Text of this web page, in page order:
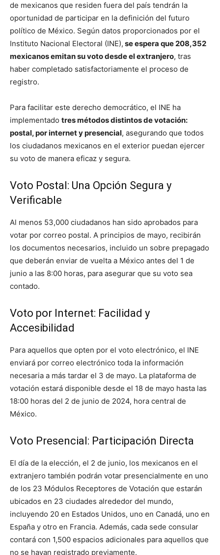
de mexicanos que residen fuera del país tendrán la
oportunidad de participar en la definición del futuro
político de México. Según datos proporcionados por el
Instituto Nacional Electoral (INE), se espera que 208,352
mexicanos emitan su voto desde el extranjero, tras
haber completado satisfactoriamente el proceso de
registro.
Para facilitar este derecho democrático, el INE ha
implementado tres métodos distintos de votación:
postal, por internet y presencial, asegurando que todos
los ciudadanos mexicanos en el exterior puedan ejercer
su voto de manera eficaz y segura.
Voto Postal: Una Opción Segura y
Verificable
Al menos 53,000 ciudadanos han sido aprobados para
votar por correo postal. A principios de mayo, recibirán
los documentos necesarios, incluido un sobre prepagado
que deberán enviar de vuelta a México antes del 1 de
junio a las 8:00 horas, para asegurar que su voto sea
contado.
Voto por Internet: Facilidad y
Accesibilidad
Para aquellos que opten por el voto electrónico, el INE
enviará por correo electrónico toda la información
necesaria a más tardar el 3 de mayo. La plataforma de
votación estará disponible desde el 18 de mayo hasta las
18:00 horas del 2 de junio de 2024, hora central de
México.
Voto Presencial: Participación Directa
El día de la elección, el 2 de junio, los mexicanos en el
extranjero también podrán votar presencialmente en uno
de los 23 Módulos Receptores de Votación que estarán
ubicados en 23 ciudades alrededor del mundo,
incluyendo 20 en Estados Unidos, uno en Canadá, uno en
España y otro en Francia. Además, cada sede consular
contará con 1,500 espacios adicionales para aquellos que
no se hayan registrado previamente.